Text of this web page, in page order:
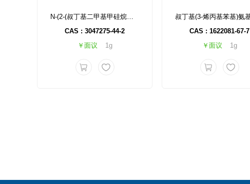
N-(2-(叔丁基二甲基甲硅烷基)氧基)乙基)-2,3-二氯苯胺
CAS : 3047275-44-2
￥面议
1g
CAS : 1622081-67-7
￥面议
1g